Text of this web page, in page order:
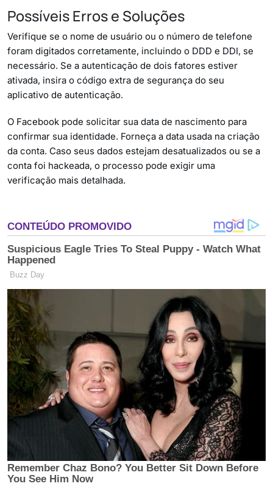
Possíveis Erros e Soluções
Verifique se o nome de usuário ou o número de telefone
foram digitados corretamente, incluindo o DDD e DDI, se
necessário. Se a autenticação de dois fatores estiver
ativada, insira o código extra de segurança do seu
aplicativo de autenticação.
O Facebook pode solicitar sua data de nascimento para
confirmar sua identidade. Forneça a data usada na criação
da conta. Caso seus dados estejam desatualizados ou se a
conta foi hackeada, o processo pode exigir uma
verificação mais detalhada.